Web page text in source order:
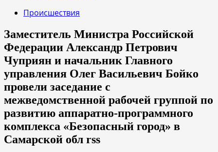
Происшествия
Заместитель Министра Российской
Федерации Александр Петрович
Чуприян и начальник Главного
управления Олег Васильевич Бойко
провели заседание с
межведомственной рабочей группой по
развитию аппаратно-программного
комплекса «Безопасный город» в
Самарской обл rss